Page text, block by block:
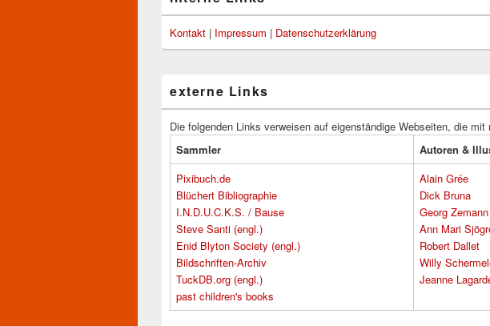
Kontakt | Impressum | Datenschutzerklärung
externe Links
Die folgenden Links verweisen auf eigenständige Webseiten, die
Sammler
Autoren &
Pixibuch.de
Blüchert Bibliographie
I.N.D.U.C.K.S. / Bause
Steve Santi (engl.)
Enid Blyton Society (engl.)
Bildschriften-Archiv
TuckDB.org (engl.)
past children's books
Alain Grée
Dick Bruna
Georg Zemann
Ann Mari
Robert Dallet
Willy
Jeanne